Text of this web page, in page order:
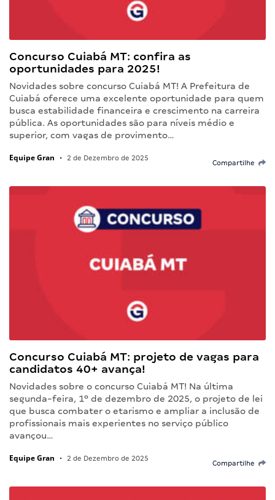
Concurso Cuiabá MT: confira as
oportunidades para 2025!
Novidades sobre concurso Cuiabá MT! A Prefeitura de
Cuiabá oferece uma excelente oportunidade para quem
busca estabilidade financeira e crescimento na carreira
pública. As oportunidades são para níveis médio e
superior, com vagas de provimento…
Equipe Gran • 2 de Dezembro de 2025
Compartilhe
Concurso Cuiabá MT: projeto de vagas para
candidatos 40+ avança!
Novidades sobre o concurso Cuiabá MT! Na última
segunda-feira, 1º de dezembro de 2025, o projeto de lei
que busca combater o etarismo e ampliar a inclusão de
profissionais mais experientes no serviço público
avançou…
Equipe Gran • 2 de Dezembro de 2025
Compartilhe